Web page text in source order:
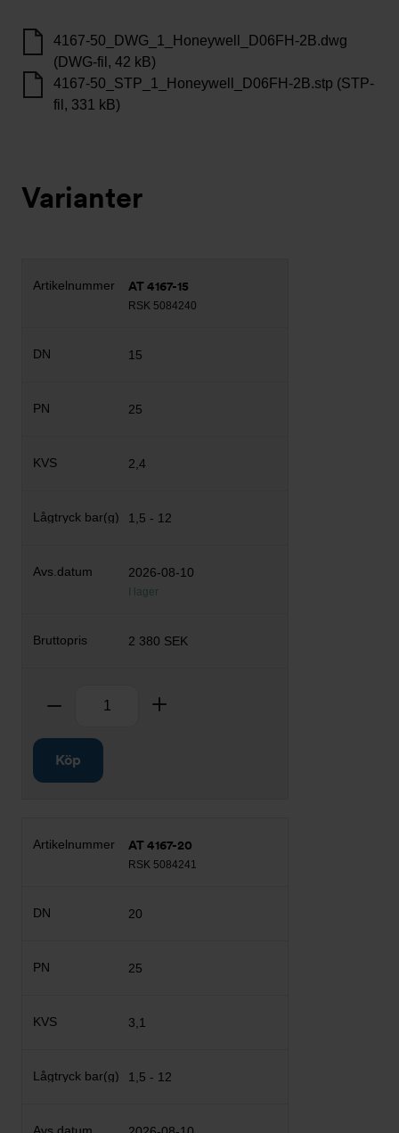
4167-50_DWG_1_Honeywell_D06FH-2B.dwg
(DWG-fil, 42 kB)
4167-50_STP_1_Honeywell_D06FH-2B.stp (STP-
fil, 331 kB)
Varianter
AT 4167-15
RSK 5084240
15
25
2,4
1,5 - 12
2026-08-10
I lager
2 380 SEK
Ta bort
Köp
AT 4167-20
RSK 5084241
20
25
3,1
1,5 - 12